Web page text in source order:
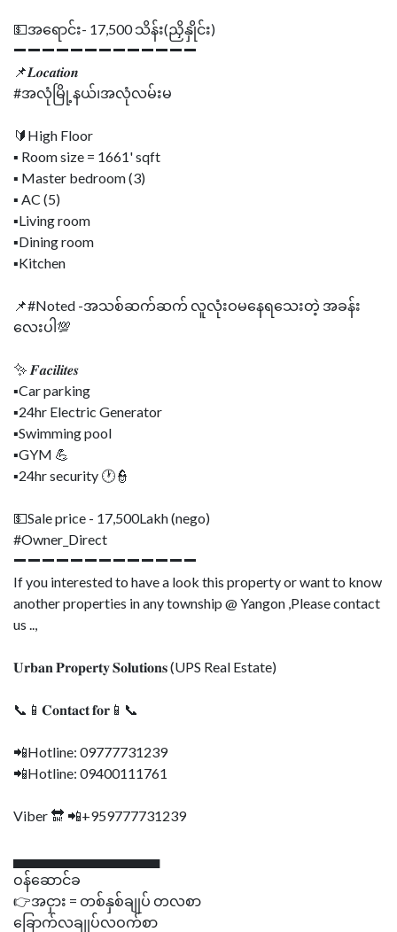
💵အရောင်း- 17,500 သိန်း(ညှိနှိုင်း)
➖➖➖➖➖➖➖➖➖➖➖➖➖
📌𝑳𝒐𝒄𝒂𝒕𝒊𝒐𝒏
#အလုံမြို့နယ်၊အလုံလမ်းမ
🔰High Floor
▪ Room size = 1661' sqft
▪ Master bedroom (3)
▪ AC (5)
▪Living room
▪Dining room
▪Kitchen
📌#Noted -အသစ်ဆက်ဆက် လူလုံးဝမနေရသေးတဲ့ အခန်း
လေးပါ💯
✨ 𝑭𝒂𝒄𝒊𝒍𝒊𝒕𝒆𝒔
▪Car parking
▪24hr Electric Generator
▪Swimming pool
▪GYM 💪
▪24hr security 🕐👮
💵Sale price - 17,500Lakh (nego)
#Owner_Direct
➖➖➖➖➖➖➖➖➖➖➖➖➖
If you interested to have a look this property or want to know
another properties in any township @ Yangon ,Please contact
us ..,
𝐔𝐫𝐛𝐚𝐧 𝐏𝐫𝐨𝐩𝐞𝐫𝐭𝐲 𝐒𝐨𝐥𝐮𝐭𝐢𝐨𝐧𝐬 (UPS Real Estate)
📞📱𝐂𝐨𝐧𝐭𝐚𝐜𝐭 𝐟𝐨𝐫📱📞
📲Hotline: 09777731239
📲Hotline: 09400111761
Viber 🔛 📲+959777731239
▄▄▄▄▄▄▄▄▄▄▄▄▄▄▄
ဝန်ဆောင်ခ
👉အငှား = တစ်နှစ်ချုပ် တလစာ
ခြောက်လချုပ်လဝက်စာ